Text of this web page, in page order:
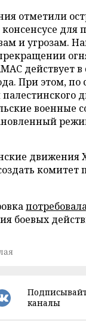
отметили
для
и угрозам.
действует в
При этом, по
военные
комитет
боевых
каналы